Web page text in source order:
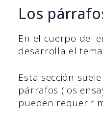
Los
En el cuerpo del
desarrolla el
Esta sección
párrafos (los
pueden requerir